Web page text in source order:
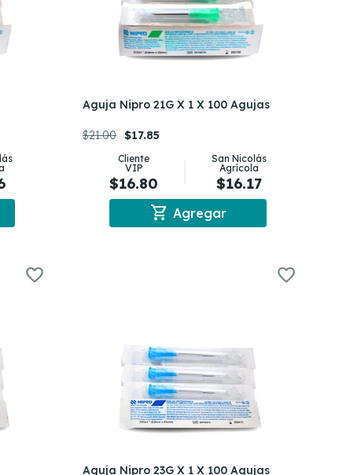
Aguja Nipro 21G X 1 X 100 Agujas
$21.00 $17.85
Cliente
VIP
$16.80
San Nicolás
Agrícola
$16.17
shopping_cart Agregar
Aguja Nipro 23G X 1 X 100 Agujas